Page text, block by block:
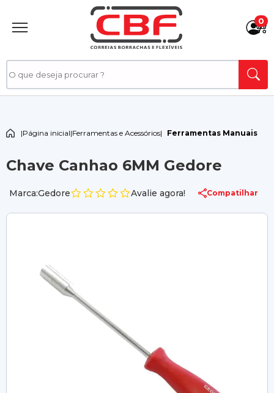
0
|Página inicial|Ferramentas e Acessórios| Ferramentas Manuais
Chave Canhao 6MM Gedore
Marca:Gedore Avalie agora! Compatilhar